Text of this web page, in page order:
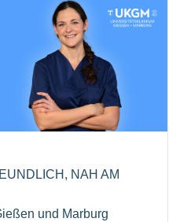
NAH AM
und Marburg